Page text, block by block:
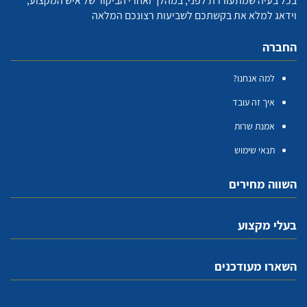
וידאג למלא את בקשתכם לשביעות רצונכם המלאה
החברה
למה אנחנו?
איך זה עובד
אמנת שרות
תנאי שימוש
השווה מחירים
בעלי מקצוע
השארו מעודכנים